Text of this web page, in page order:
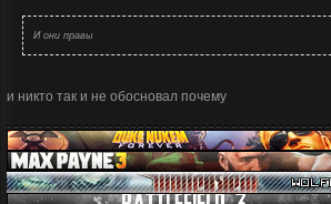
И они правы
и никто так и не обосновал почему